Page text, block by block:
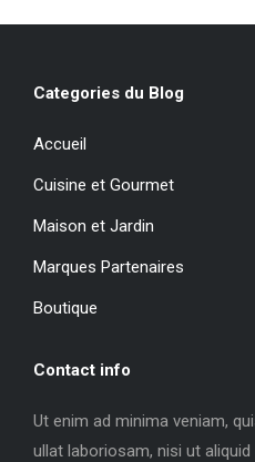
Categories du Blog
Accueil
Cuisine et Gourmet
Maison et Jardin
Marques Partenaires
Boutique
Contact info
Ut enim ad minima veniam,
ullat laboriosam, nisi ut